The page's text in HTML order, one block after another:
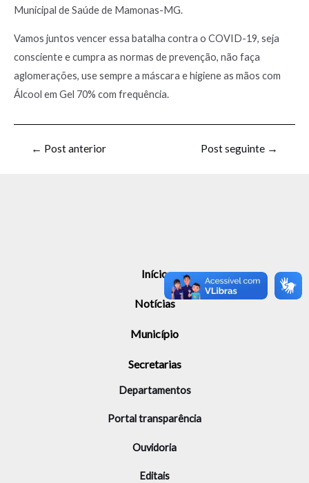
Municipal de Saúde de Mamonas-MG.
Vamos juntos vencer essa batalha contra o COVID-19, seja
consciente e cumpra as normas de prevenção, não faça
aglomerações, use sempre a máscara e higiene as mãos com
Álcool em Gel 70% com frequência.
← Post anterior Post seguinte →
Início
Notícias
Município
Secretarias
Departamentos
Portal transparência
Ouvidoria
Editais